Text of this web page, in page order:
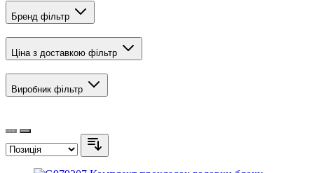
Бренд фільтр
Ціна з доставкою фільтр
Виробник фільтр